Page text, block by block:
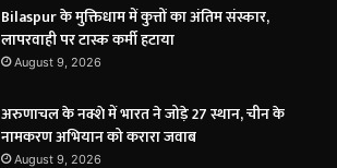
Bilaspur के मुक्तिधाम में कुत्तों का अंतिम संस्कार,
लापरवाही पर टास्क कर्मी हटाया
August 9, 2026
अरुणाचल के नक्शे में भारत ने जोड़े 27 स्थान, चीन के
नामकरण अभियान को करारा जवाब
August 9, 2026